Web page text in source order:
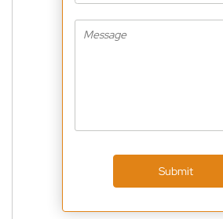
Submit